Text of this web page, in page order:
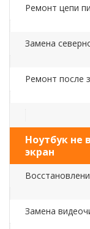
Ремонт цепи
Замена
Ремонт после
Ноутбук не
экран
Замена